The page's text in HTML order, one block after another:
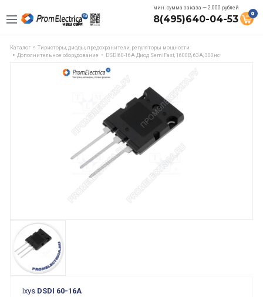
мин. сумма заказа — 2.000 рублей
8(495)640-04-53 0
Каталог
Тиристоры, диоды, предохранители, регуляторы мощности
Дополнительное оборудование
DSDI60-16A Диод SemiFast, 1600В, 63А, 300нс
Ixys DSDI 60-16A